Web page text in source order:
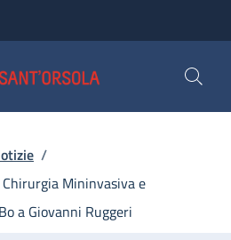
/
Mininvasiva e
a Giovanni Ruggeri